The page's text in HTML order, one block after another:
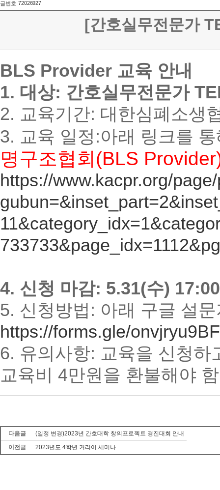
글번호 72026927
[간호실무전문가
BLS Provider 교육 안내
1. 대상: 간호실무전문가
2. 교육기간: 대한심폐소생
3. 교육 일정:아래 링크를
명구조협회(BLS
https://www.kacpr.org/
4. 신청 마감: 5.31(수)
5. 신청방법: 아래 구글 설
https://forms.gle/
6. 유의사항: 교육을 신청
교육비 4만원을 환불해야 함
다음글
(일정 변경)2023년 간호대학 창의프로젝트 경진대회 안내
이전글
2023년도 4학년 커리어 세미나